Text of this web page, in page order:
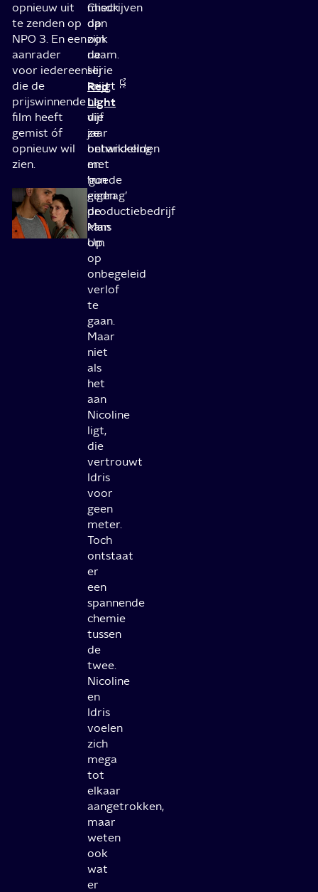
opnieuw uit
te zenden op
NPO 3. En een
aanrader
voor iedereen
die de
prijswinnende
film heeft
gemist óf
opnieuw wil
zien.
misdrijven
op
zijn
naam.
Hij
krijgt
na
vijf
jaar
behandeling
en
‘goede
gedrag’
de
kans
om
op
onbegeleid
verlof
te
gaan.
Maar
niet
als
het
aan
Nicoline
ligt,
die
vertrouwt
Idris
voor
geen
meter.
Toch
ontstaat
er
een
spannende
chemie
tussen
de
twee.
Nicoline
en
Idris
voelen
zich
mega
tot
elkaar
aangetrokken,
maar
weten
ook
wat
er
Check
dan
ook
de
serie
Red
Light
die
ze
ontwikkelden
met
hun
eigen
productiebedrijf
Man
Up.